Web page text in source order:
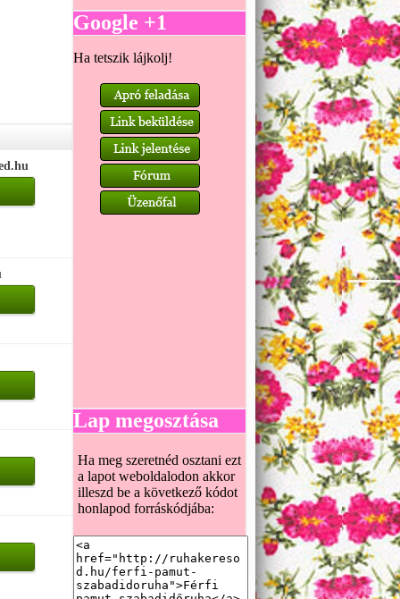
Google +1
Ha tetszik lájkolj!
Lap megosztása
Ha meg szeretnéd osztani ezt
a lapot weboldalodon akkor
illeszd be a következő kódot
honlapod forráskódjába: